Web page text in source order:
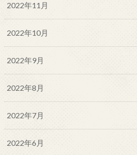
2022年11月
2022年10月
2022年9月
2022年8月
2022年7月
2022年6月